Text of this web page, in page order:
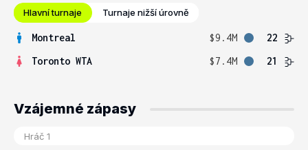
Hlavní turnaje Turnaje nižší úrovně
Montreal $9.4M
22
Toronto WTA
$7.4M 21
Vzájemné zápasy